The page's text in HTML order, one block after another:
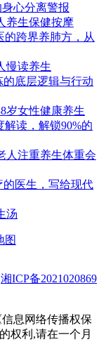
心分离警报
养生保健按摩
的跨界养肺方，从
慢读养生
的底层逻辑与行动
岁女性健康养生
读，解锁90%的
人注重养生体重会
的医生，写给现代
汤
图
湘ICP备2021020869
息网络传播权保
权利,请在一个月